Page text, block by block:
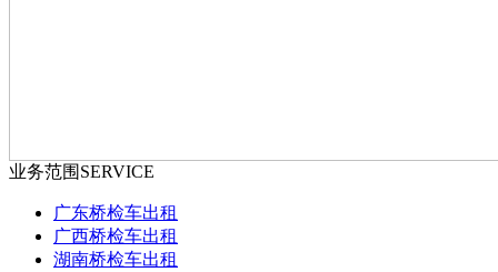
业务范围 SERVICE
广东桥检车出租
广西桥检车出租
湖南桥检车出租